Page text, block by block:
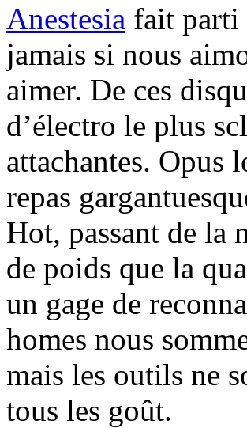
Anestesia fait parti
jamais si nous
aimer. De ces
d’électro le plus
attachantes. Opus
repas
Hot, passant de la
de poids que la
un gage de
homes nous
mais les outils ne
tous les goût.